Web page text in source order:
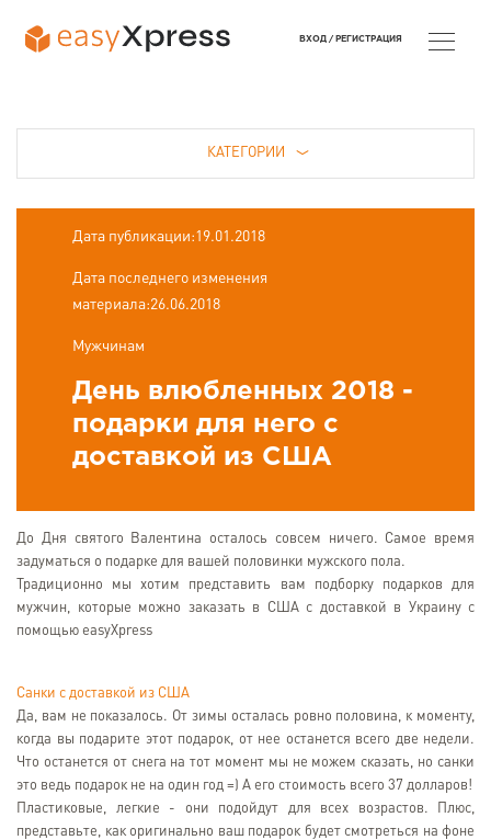
КАТЕГОРИИ
Дата публикации:19.01.2018
Дата последнего изменения
материала:26.06.2018
Мужчинам
День влюбленных 2018 -
подарки для него с
доставкой из США
До Дня святого Валентина осталось совсем ничего. Самое время
задуматься о подарке для вашей половинки мужского пола.
Традиционно мы хотим представить вам подборку подарков для
мужчин, которые можно заказать в США с доставкой в Украину с
помощью easyXpress
Санки с доставкой из США
Да, вам не показалось. От зимы осталась ровно половина, к моменту,
когда вы подарите этот подарок, от нее останется всего две недели.
Что останется от снега на тот момент мы не можем сказать, но санки
это ведь подарок не на один год =) А его стоимость всего 37 долларов!
Пластиковые, легкие - они подойдут для всех возрастов. Плюс,
представьте, как оригинально ваш подарок будет смотреться на фоне
ВХОД / РЕГИСТРАЦИЯ